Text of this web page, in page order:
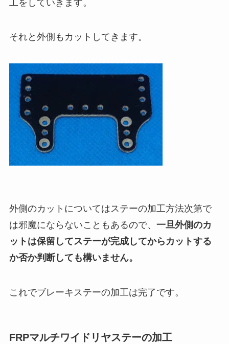
工をしていきます。
それと外側もカットしてきます。
外側のカットについてはステーの加工方法次第で
は邪魔にならないこともあるので、 一旦外側のカ
ットは保留してステーが完成してからカットする
か否か判断しても構いません。
これでブレーキステーの加工は完了です。
FRPマルチワイドリヤステーの加工